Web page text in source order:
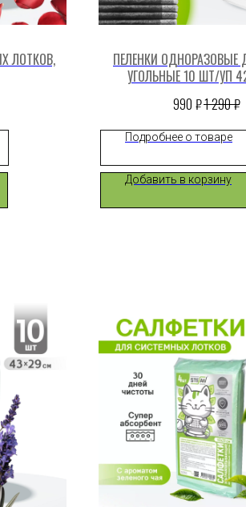
ЛОТКОВ,
ПЕЛЕНКИ ОДНОРАЗОВЫЕ
УГОЛЬНЫЕ 10 ШТ/УП
990 ₽1 290₽
Подробнее о товаре
Добавить в корзину